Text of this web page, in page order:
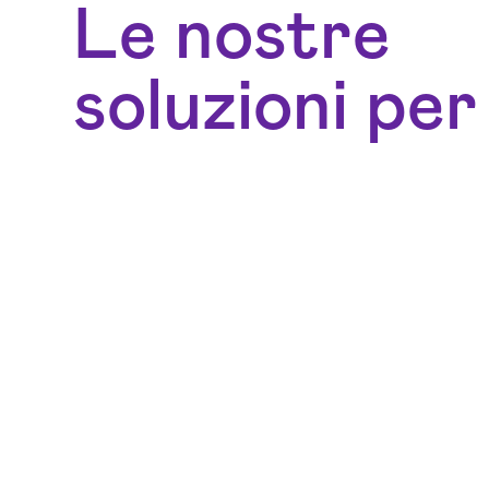
Le nostre
soluzioni